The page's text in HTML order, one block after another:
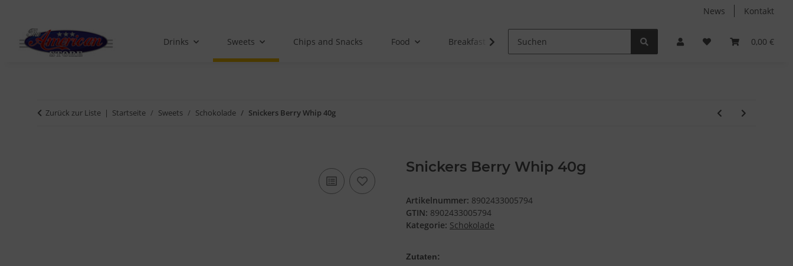
News Kontakt
0,00 €
Drinks Sweets Chips and Snacks Food Breakfast Non-Food
Zurück zur Liste Startseite Sweets Schokolade Snickers Berry Whip 40g
Snickers Berry Whip 40g
Artikelnummer: 8902433005794
GTIN: 8902433005794
Kategorie: Schokolade
Zutaten: